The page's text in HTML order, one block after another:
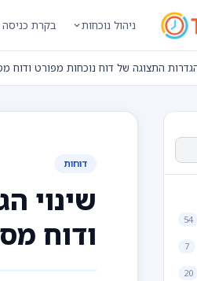
ניהול נוכחות בקרת כניסה
הגדרות התצוגה של דוח נוכחות מפורט ודוח
54
7
20
דוחות
שינוי
ודוח